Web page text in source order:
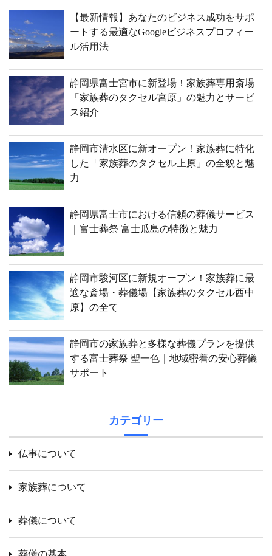
【最新情報】あなたのビジネス成功をサポ
ートする最適なGoogleビジネスプロフィー
ル活用法
静岡県富士宮市に新登場！家族葬専用斎場
「家族葬のタクセル宮原」の魅力とサービ
ス紹介
静岡市清水区に新オープン！家族葬に特化
した「家族葬のタクセル上原」の全貌と魅
力
静岡県富士市における信頼の葬儀サービス
｜富士葬祭 富士瓜島の特徴と魅力
静岡市駿河区に新規オープン！家族葬に最
適な斎場・葬儀場【家族葬のタクセル西中
原】の全て
静岡市の家族葬と多様な葬儀プランを提供
する富士葬祭 聖一色｜地域密着の安心葬儀
サポート
カテゴリー
仏事について
家族葬について
葬儀について
葬儀の基本